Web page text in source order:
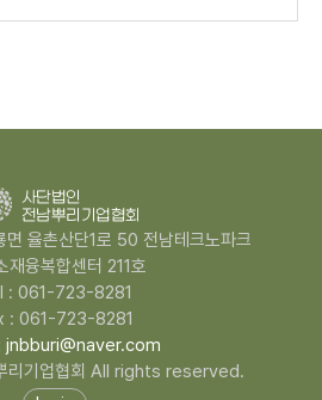
면 율촌산단1로 50 전남테크노파크
재융복합센터 211호
: 061-723-8281
: 061-723-8281
jnbburi@naver.com
기업협회 All rights reserved.